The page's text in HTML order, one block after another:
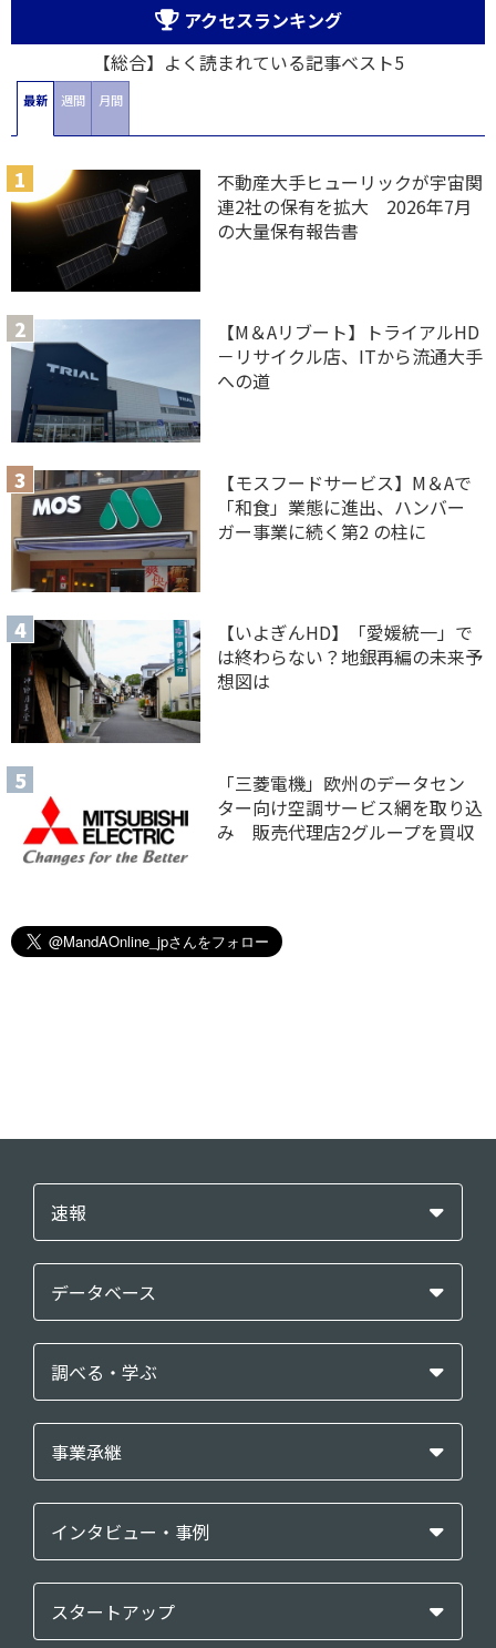
アクセスランキング
【総合】よく読まれている記事ベスト5
最新 週間 月間
不動産大手ヒューリックが宇宙関
連2社の保有を拡大 2026年7月
の大量保有報告書
【M＆Aリブート】トライアルHD
－リサイクル店、ITから流通大手
への道
【モスフードサービス】M＆Aで
「和食」業態に進出、ハンバー
ガー事業に続く第2 の柱に
【いよぎんHD】「愛媛統一」で
は終わらない？地銀再編の未来予
想図は
「三菱電機」欧州のデータセン
ター向け空調サービス網を取り込
み 販売代理店2グループを買収
速報
データベース
調べる・学ぶ
事業承継
インタビュー・事例
スタートアップ